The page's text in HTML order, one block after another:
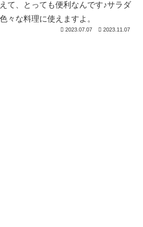
て、とっても便利なんです♪サラダ
々な料理に使えますよ。
2023.07.07 2023.11.07